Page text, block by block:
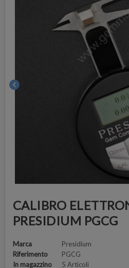
chevron_left
CALIBRO
PRESIDIUM PGCG
Marca
Presidium
Riferimento
PGCG
In magazzino
5 Articoli